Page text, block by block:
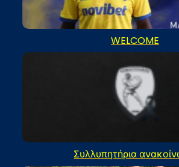
WELCOME
Συλλυπητήρια